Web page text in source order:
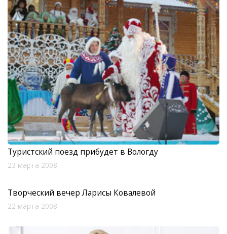
Туристский поезд прибудет в Вологду
23 марта 2008
Творческий вечер Ларисы Ковалевой
22 марта 2008